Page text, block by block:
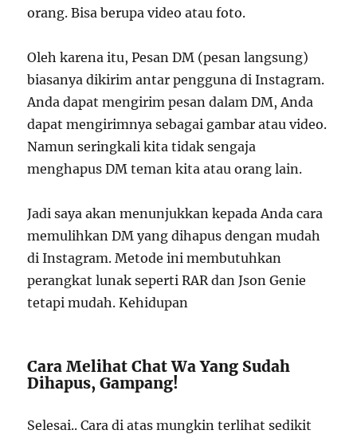
orang. Bisa berupa video atau foto.
Oleh karena itu, Pesan DM (pesan langsung)
biasanya dikirim antar pengguna di Instagram.
Anda dapat mengirim pesan dalam DM, Anda
dapat mengirimnya sebagai gambar atau video.
Namun seringkali kita tidak sengaja
menghapus DM teman kita atau orang lain.
Jadi saya akan menunjukkan kepada Anda cara
memulihkan DM yang dihapus dengan mudah
di Instagram. Metode ini membutuhkan
perangkat lunak seperti RAR dan Json Genie
tetapi mudah. Kehidupan
Cara Melihat Chat Wa Yang Sudah
Dihapus, Gampang!
Selesai.. Cara di atas mungkin terlihat sedikit